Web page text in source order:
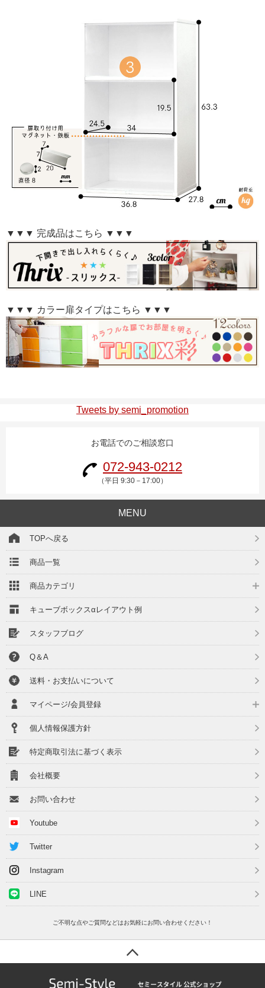
▼▼▼ 完成品はこちら ▼▼▼
▼▼▼ カラー扉タイプはこちら ▼▼▼
Tweets by semi_promotion
お電話でのご相談窓口
072-943-0212
（平日 9:30－17:00）
MENU
TOPへ戻る
商品一覧
商品カテゴリ
キューブボックスαレイアウト例
スタッフブログ
Q＆A
送料・お支払いについて
マイページ/会員登録
個人情報保護方針
特定商取引法に基づく表示
会社概要
お問い合わせ
Youtube
Twitter
Instagram
LINE
ご不明な点やご質問などはお気軽にお問い合わせください！